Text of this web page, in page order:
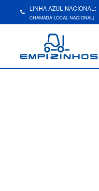
LINHA AZUL NACIONAL:
CHAMADA LOCAL NACIONAL)